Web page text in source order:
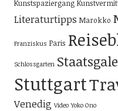
Kunstspaziergang
Literaturtipps Marokko
Franziskus Paris
Schlossgarten
Stuttgart
Venedig Video Yoko Ono